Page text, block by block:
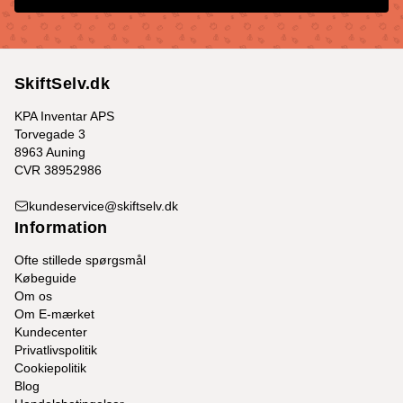
SkiftSelv.dk
KPA Inventar APS
Torvegade 3
8963 Auning
CVR 38952986
kundeservice@skiftselv.dk
Information
Ofte stillede spørgsmål
Købeguide
Om os
Om E-mærket
Kundecenter
Privatlivspolitik
Cookiepolitik
Blog